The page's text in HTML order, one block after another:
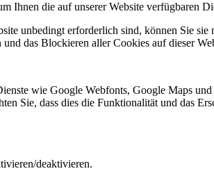
Ihnen die auf unserer Website verfügbaren
unbedingt erforderlich sind, können Sie
das Blockieren aller Cookies auf dieser
wie Google Webfonts, Google Maps
Sie, dass dies die Funktionalität und das
deaktivieren.